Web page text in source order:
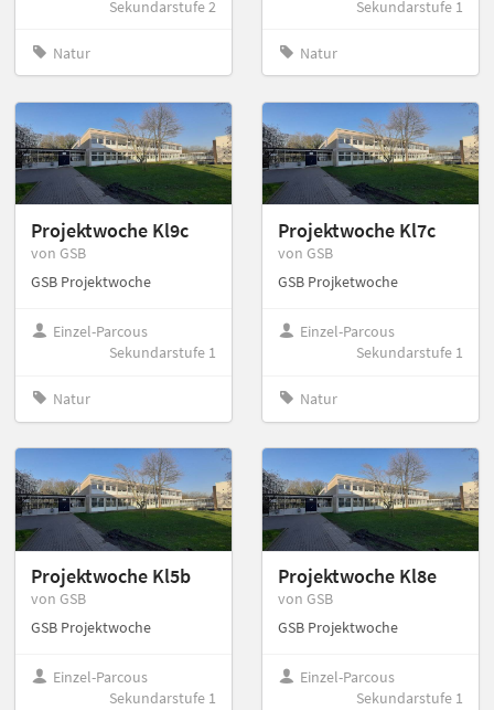
Sekundarstufe 2
Natur
Sekundarstufe 1
Natur
Projektwoche Kl9c
von GSB
GSB Projektwoche
Einzel-Parcous
Sekundarstufe 1
Natur
Projektwoche Kl7c
von GSB
GSB Projketwoche
Einzel-Parcous
Sekundarstufe 1
Natur
Projektwoche Kl5b
von GSB
GSB Projektwoche
Einzel-Parcous
Sekundarstufe 1
Projektwoche Kl8e
von GSB
GSB Projektwoche
Einzel-Parcous
Sekundarstufe 1